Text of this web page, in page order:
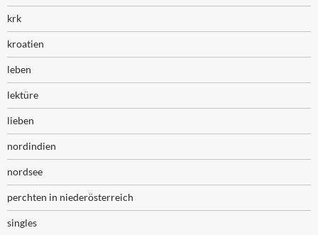
krk
kroatien
leben
lektüre
lieben
nordindien
nordsee
perchten in niederösterreich
singles